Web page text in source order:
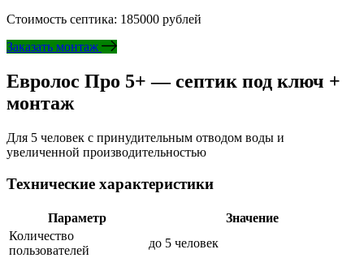
Стоимость септика: 185000 рублей
Заказать монтаж
Евролос Про 5+ — септик под ключ +
монтаж
Для 5 человек с принудительным отводом воды и
увеличенной производительностью
Технические характеристики
Параметр
Значение
Количество
пользователей
до 5 человек